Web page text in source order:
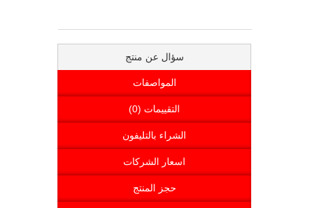
سؤال عن منتج
المواصفات
التقييمات (0)
الشراء بالتليفون
اسعار الشركات
حجز المنتج